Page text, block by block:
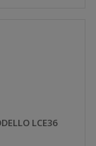
LCE36